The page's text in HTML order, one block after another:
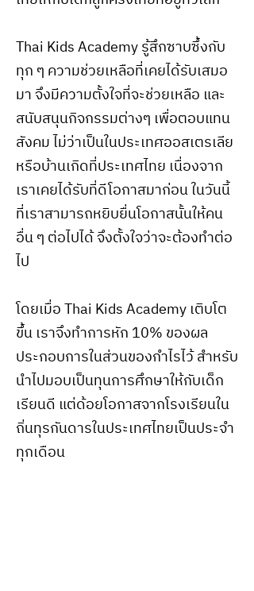
Thai Kids Academy รู้สึกซาบซึ้งกับ
ทุก ๆ ความช่วยเหลือที่เคยได้รับเสมอ
มา จึงมีความตั้งใจที่จะช่วยเหลือ และ
สนับสนุนกิจกรรมต่างๆ เพื่อตอบแทน
สังคม ไม่ว่าเป็นในประเทศออสเตรเลีย
หรือบ้านเกิดที่ประเทศไทย เนื่องจาก
เราเคยได้รับที่ดีโอกาสมาก่อน ในวันนี้
ที่เราสามารถหยิบยื่นโอกาสนั้นให้คน
อื่น ๆ ต่อไปได้ จึงตั้งใจว่าจะต้องทำต่อ
ไป
โดยเมื่อ Thai Kids Academy เติบโต
ขึ้น เราจึงทำการหัก 10% ของผล
ประกอบการในส่วนของกำไรไว้ สำหรับ
นำไปมอบเป็นทุนการศึกษาให้กับเด็ก
เรียนดี แต่ด้อยโอกาสจากโรงเรียนใน
ถิ่นทุรกันดารในประเทศไทยเป็นประจำ
ทุกเดือน